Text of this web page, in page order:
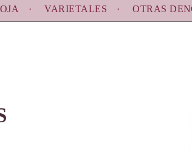
VARIETALES OTRAS